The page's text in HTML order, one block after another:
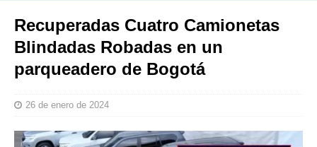
Recuperadas Cuatro Camionetas
Blindadas Robadas en un
parqueadero de Bogotá
26 de enero de 2024